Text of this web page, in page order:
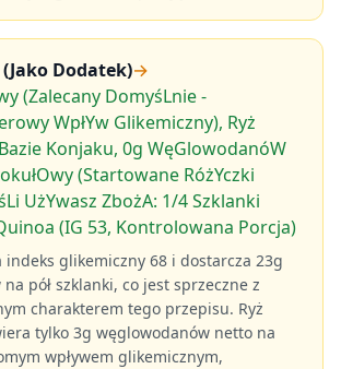
Dodatek)→
(Zalecany DomyśLnie -
WpłYw Glikemiczny), Ryż
Konjaku, 0g WęGlowodanóW
(Startowane RóżYczki
UżYwasz ZbożA: 1/4 Szklanki
(IG 53, Kontrolowana Porcja)
indeks glikemiczny 68 i dostarcza 23g
pół szklanki, co jest sprzeczne z
charakterem tego przepisu. Ryż
tylko 3g węglowodanów netto na
wpływem glikemicznym,